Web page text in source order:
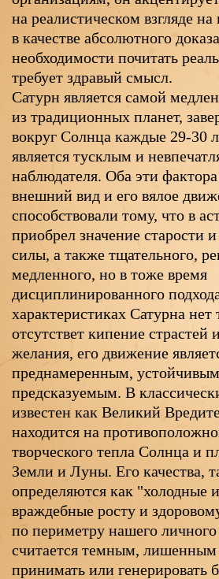
на реалистическом взгляде
в качестве абсолютного
необходимости почитать
требует здравый смысл.
Сатурн является самой
из традиционных планет,
вокруг Солнца каждые 29-30
является тусклым и
наблюдателя. Оба эти
внешний вид и его вялое
способствовали тому, что в
приобрел значение старости
силы, а также тщательного,
медленного, но в тоже время
дисциплинированного
характеристиках Сатурна нет
отсутствет кипение страстей
желания, его движение
преднамеренным,
предсказуемым. В
известен как Великий
находится на
творческого тепла Солнца и
Земли и Луны. Его качества,
определяются как "холодные
враждебные росту и
по периметру нашего
считается темным, лишенным
принимать или генерировать